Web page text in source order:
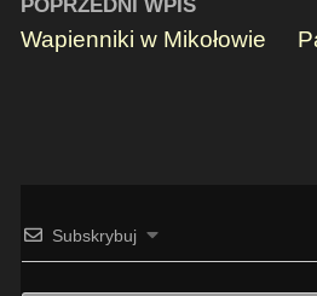
POPRZEDNI WPIS
Wapienniki w Mikołowie
Subskrybuj